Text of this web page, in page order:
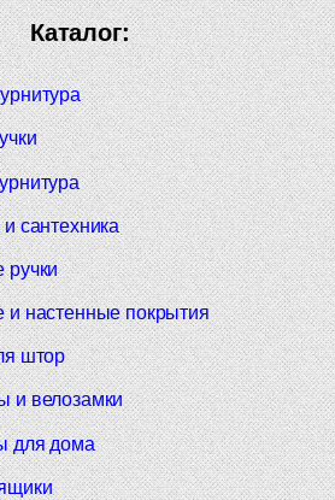
Каталог:
сантехника
ручки
настенные покрытия
штор
и велозамки
для дома